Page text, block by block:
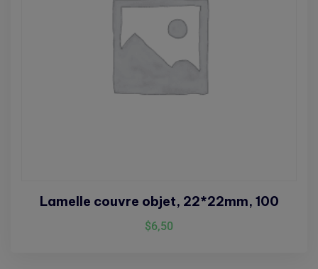
Lamelle couvre objet, 22*22mm, 100
$6,50